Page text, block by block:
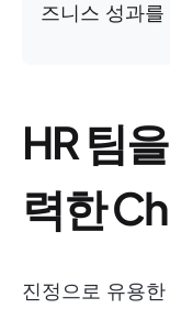
즈니스 성과
HR 팀
력한
진정으로 유용